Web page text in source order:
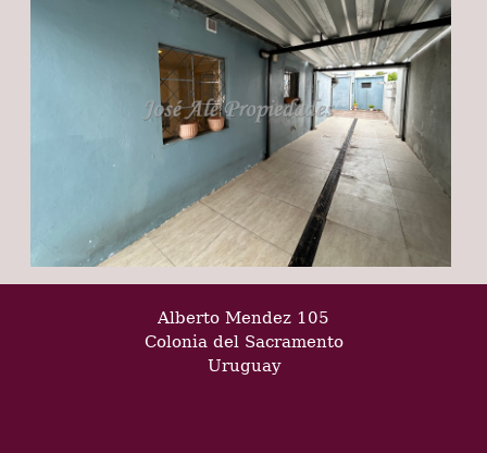
Alberto Mendez 105
Colonia del Sacramento
Uruguay